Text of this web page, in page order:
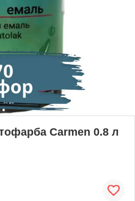
Carmen 0.8 л